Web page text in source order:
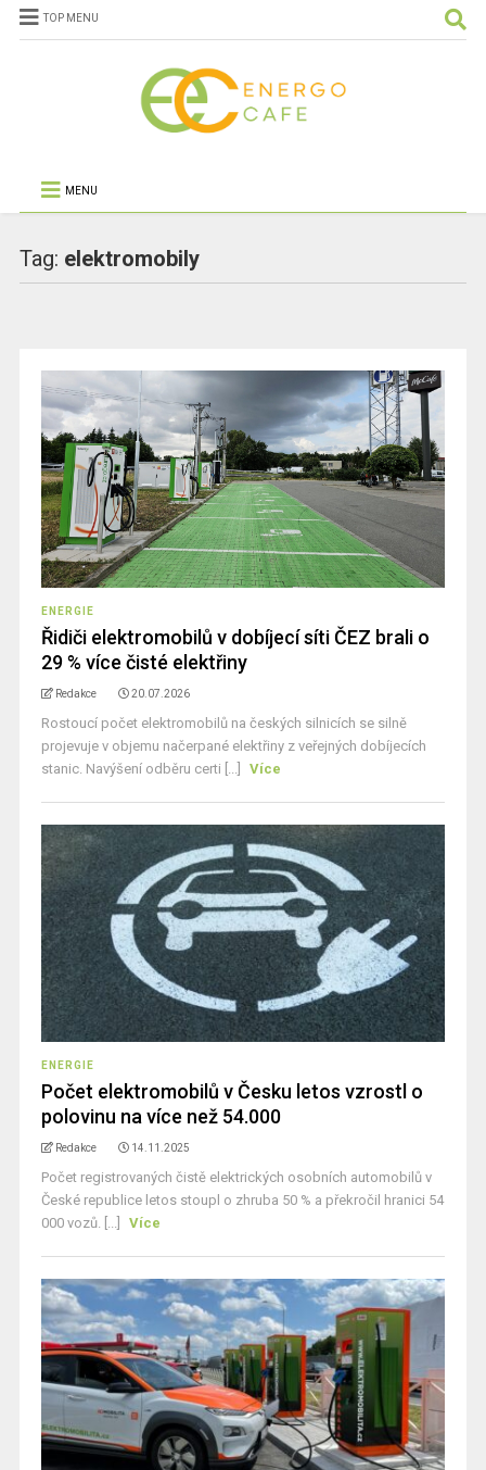
TOP MENU
MENU
Tag: elektromobily
ENERGIE
Řidiči elektromobilů v dobíjecí síti ČEZ brali o
29 % více čisté elektřiny
Redakce 20.07.2026
Rostoucí počet elektromobilů na českých silnicích se silně
projevuje v objemu načerpané elektřiny z veřejných dobíjecích
stanic. Navýšení odběru certi [...]
Více
ENERGIE
Počet elektromobilů v Česku letos vzrostl o
polovinu na více než 54.000
Redakce 14.11.2025
Počet registrovaných čistě elektrických osobních automobilů v
České republice letos stoupl o zhruba 50 % a překročil hranici 54
000 vozů. [...]
Více